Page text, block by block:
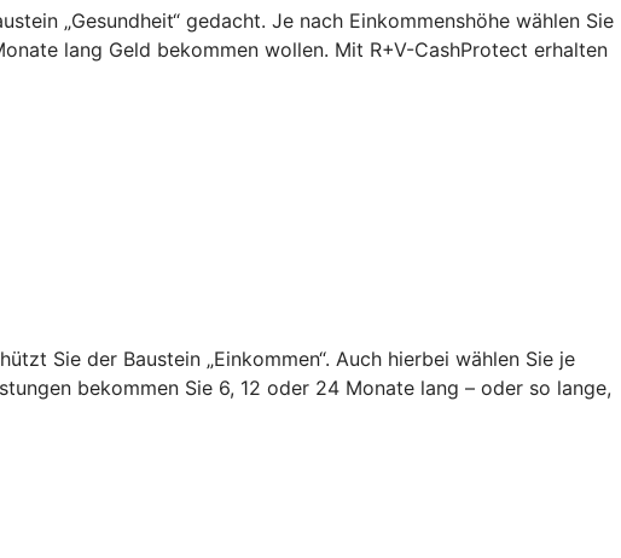
„Gesundheit“ gedacht. Je nach Einkommenshöhe wählen Sie
lang Geld bekommen wollen. Mit R+V-CashProtect erhalten
Sie der Baustein „Einkommen“. Auch hierbei wählen Sie je
bekommen Sie 6, 12 oder 24 Monate lang – oder so lange,